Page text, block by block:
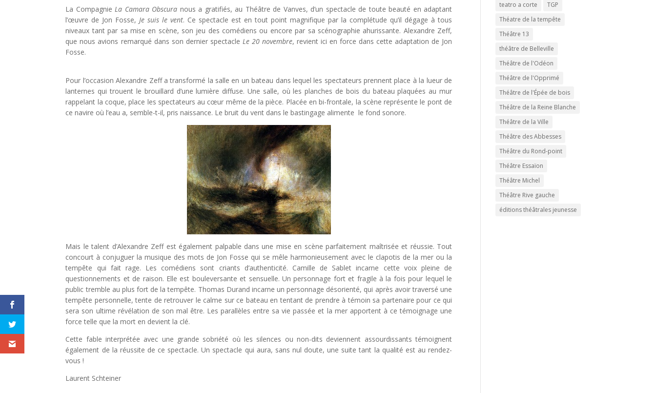
La CompagnieLa Camara Obscura nous a gratifiés, au Théâtre de Vanves, d’un spectacle de toute beauté en adaptant
l’œuvre de Jon Fosse,Je suis le vent. Ce spectacle est en tout point magnifique par la complétude qu’il dégage à tous
niveaux tant par sa mise en scène, son jeu des comédiens ou encore par sa scénographie ahurissante. Alexandre Zeff,
que nous avions remarqué dans son dernier spectacle Le 20 novembre, revient ici en force dans cette adaptation de Jon
Fosse.
Pour l’occasion Alexandre Zeff a transformé la salle en un bateau dans lequel les spectateurs prennent place à la lueur de
lanternes qui trouent le brouillard d’une lumière diffuse. Une salle, où les planches de bois du bateau plaquées au mur
rappelant la coque, place les spectateurs au cœur même de la pièce. Placée en bi-frontale, la scène représente le pont de
ce navire où l’eau a, semble-t-il, pris naissance. Le bruit du vent dans le bastingage alimente le fond sonore.
Mais le talent d’Alexandre Zeff est également palpable dans une mise en scène parfaitement maîtrisée et réussie. Tout
concourt à conjuguer la musique des mots de Jon Fosse qui se mêle harmonieusement avec le clapotis de la mer ou la
tempête qui fait rage. Les comédiens sont criants d’authenticité. Camille de Sablet incarne cette voix pleine de
questionnements et de raison. Elle est bouleversante et sensuelle. Un personnage fort et fragile à la fois pour lequel le
public tremble au plus fort de la tempête. Thomas Durand incarne un personnage désorienté, qui après avoir traversé une
tempête personnelle, tente de retrouver le calme sur ce bateau en tentant de prendre à témoin sa partenaire pour ce qui
sera son ultime révélation de son mal être. Les parallèles entre sa vie passée et la mer apportent à ce témoignage une
force telle que la mort en devient la clé.
Cette fable interprétée avec une grande sobriété où les silences ou non-dits deviennent assourdissants témoignent
également de la réussite de ce spectacle. Un spectacle qui aura, sans nul doute, une suite tant la qualité est au rendez-
vous !
Laurent Schteiner
teatro a corte
TGP
Théatre de la tempête
Théâtre 13
théâtre de Belleville
Théâtre de l'Odéon
Théâtre de l'Opprimé
Théâtre de l'Épée de bois
Théâtre de la Reine Blanche
Théâtre de la Ville
Théâtre des Abbesses
Théâtre du Rond-point
Théâtre Essaïon
Théâtre Michel
Théâtre Rive gauche
éditions théâtrales jeunesse